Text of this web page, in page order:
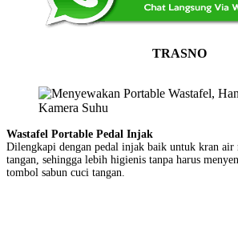
TRASNO
Wastafel Portable Pedal Injak
Dilengkapi dengan pedal injak baik untuk kran air
tangan, sehingga lebih higienis tanpa harus
tombol sabun cuci tangan.